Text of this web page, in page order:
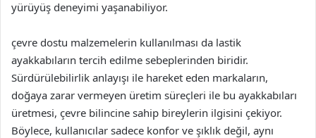
yürüyüş deneyimi yaşanabiliyor.
çevre dostu malzemelerin kullanılması da lastik
ayakkabıların tercih edilme sebeplerinden biridir.
Sürdürülebilirlik anlayışı ile hareket eden markaların,
doğaya zarar vermeyen üretim süreçleri ile bu ayakkabıları
üretmesi, çevre bilincine sahip bireylerin ilgisini çekiyor.
Böylece, kullanıcılar sadece konfor ve şıklık değil, aynı